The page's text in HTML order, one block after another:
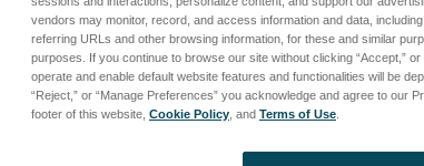
vendors may monitor, record, and access information and data,
referring URLs and other browsing information, for these and similar
purposes. If you continue to browse our site without clicking “Accept,”
operate and enable default website features and functionalities will be
“Reject,” or “Manage Preferences” you acknowledge and agree to our
footer of this website, Cookie Policy , and Terms of Use